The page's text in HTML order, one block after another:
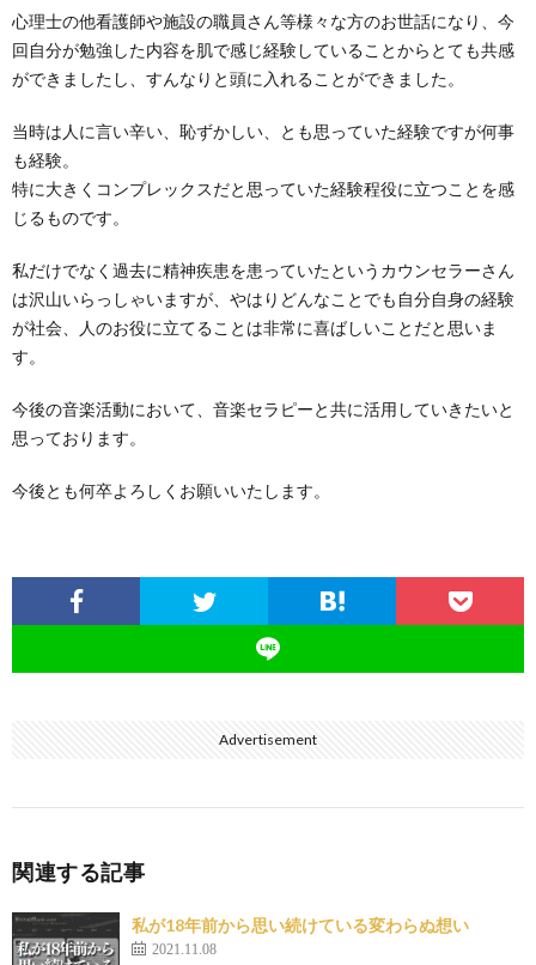
心理士の他看護師や施設の職員さん等様々な方のお世話になり、今
回自分が勉強した内容を肌で感じ経験していることからとても共感
ができましたし、すんなりと頭に入れることができました。
当時は人に言い辛い、恥ずかしい、とも思っていた経験ですが何事
も経験。
特に大きくコンプレックスだと思っていた経験程役に立つことを感
じるものです。
私だけでなく過去に精神疾患を患っていたというカウンセラーさん
は沢山いらっしゃいますが、やはりどんなことでも自分自身の経験
が社会、人のお役に立てることは非常に喜ばしいことだと思いま
す。
今後の音楽活動において、音楽セラピーと共に活用していきたいと
思っております。
今後とも何卒よろしくお願いいたします。
Advertisement
関連する記事
私が18年前から思い続けている変わらぬ想い
2021.11.08